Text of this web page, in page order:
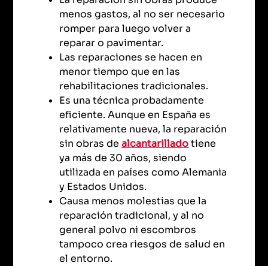
menos gastos, al no ser necesario
romper para luego volver a
reparar o pavimentar.
Las reparaciones se hacen en
menor tiempo que en las
rehabilitaciones tradicionales.
Es una técnica probadamente
eficiente. Aunque en España es
relativamente nueva, la reparación
sin obras dealcantarilladotiene
ya más de 30 años, siendo
utilizada en países como Alemania
y Estados Unidos.
Causa menos molestias que la
reparación tradicional, y al no
general polvo ni escombros
tampoco crea riesgos de salud en
el entorno.